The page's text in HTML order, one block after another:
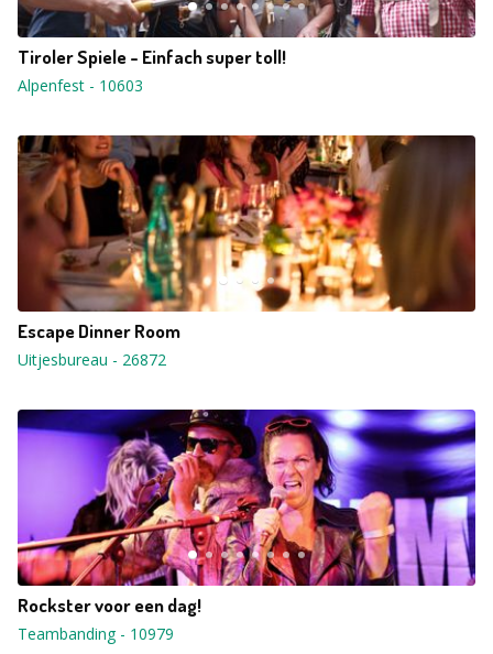
Tiroler Spiele - Einfach super toll!
Alpenfest - 10603
Escape Dinner Room
Uitjesbureau - 26872
Rockster voor een dag!
Teambanding- 10979